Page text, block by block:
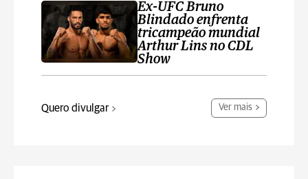
Ex-UFC Bruno
Blindado enfrenta
tricampeão mundial
Arthur Lins no CDL
Show
Quero divulgar Ver mais